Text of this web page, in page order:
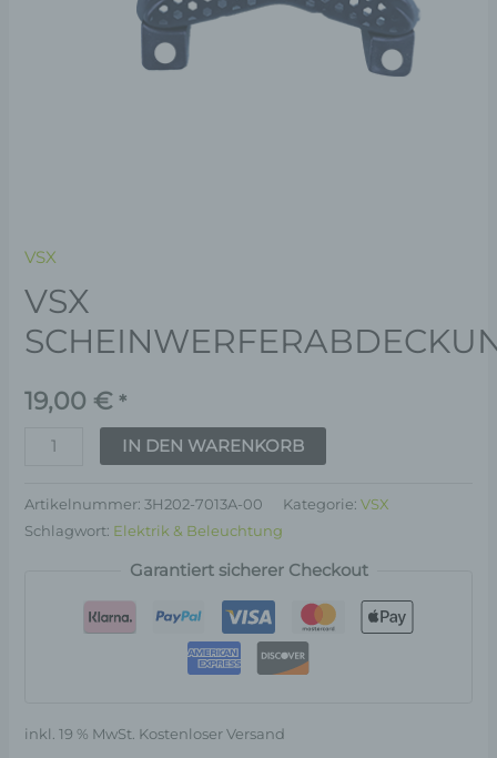
VSX
VSX
19,00 € *
IN DEN WARENKORB
Artikelnummer:3H202-7013A-00 Kategorie:VSX
Schlagwort: Elektrik & Beleuchtung
Garantiert sicherer Checkout
inkl. 19 % MwSt. Kostenloser Versand